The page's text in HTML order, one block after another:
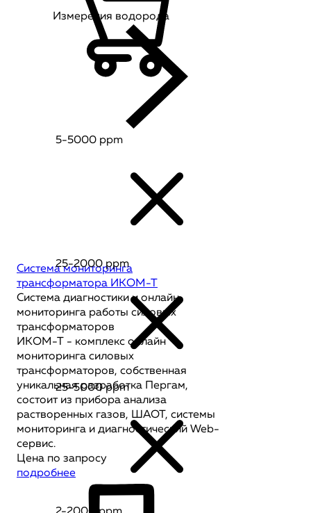
Система мониторинга
трансформатора ИКОМ-Т
Система диагностики и онлайн
мониторинга работы силовых
трансформаторов
ИКОМ-Т - комплекс онлайн
мониторинга силовых
трансформаторов, собственная
уникальная разработка Пергам,
состоит из прибора анализа
растворенных газов, ШАОТ, системы
мониторинга и диагностический Web-
сервис.
Цена по запросу
подробнее
Измерения водорода
5-5000 ppm
25-2000 ppm
25-5000 ppm